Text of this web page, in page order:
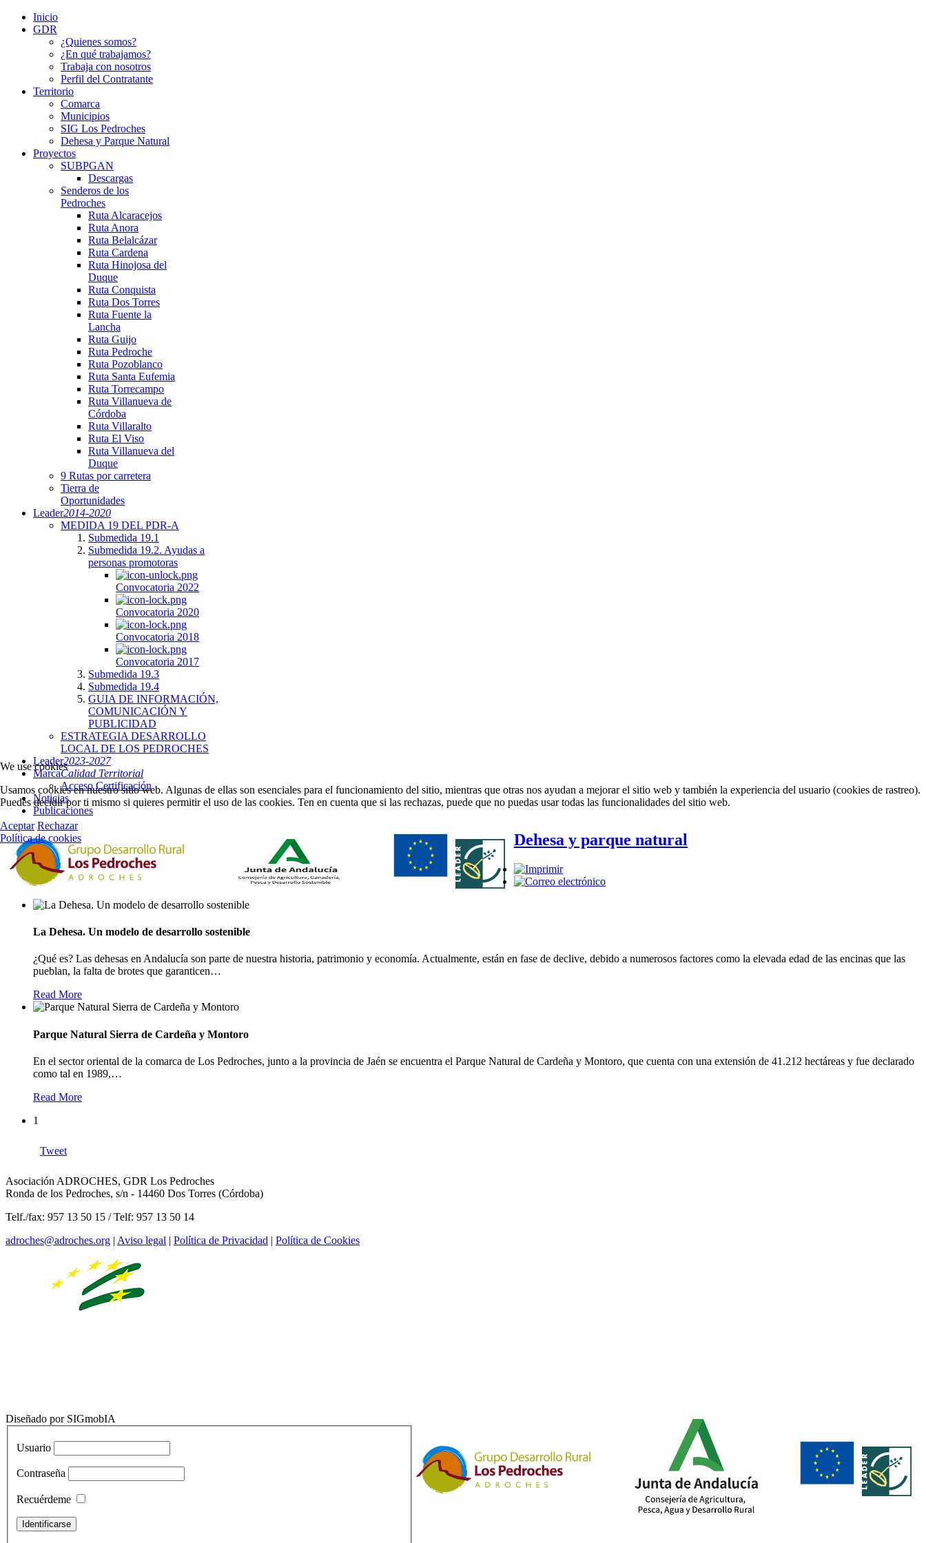
Inicio
GDR
¿Quienes somos?
¿En qué trabajamos?
Trabaja con nosotros
Perfil del Contratante
Territorio
Comarca
Municipios
SIG Los Pedroches
Dehesa y Parque Natural
Proyectos
SUBPGAN
Descargas
Senderos de los
Pedroches
Ruta Alcaracejos
Ruta Anora
Ruta Belalcázar
Ruta Cardena
Ruta Hinojosa del
Duque
Ruta Conquista
Ruta Dos Torres
Ruta Fuente la
Lancha
Ruta Guijo
Ruta Pedroche
Ruta Pozoblanco
Ruta Santa Eufemia
Ruta Torrecampo
Ruta Villanueva de
Córdoba
Ruta Villaralto
Ruta El Viso
Ruta Villanueva del
Duque
9 Rutas por carretera
Tierra de
Oportunidades
Leader2014-2020
MEDIDA 19 DEL PDR-A
Submedida 19.1
Submedida 19.2. Ayudas a
personas promotoras
Convocatoria 2022
Convocatoria 2020
Convocatoria 2018
Convocatoria 2017
Submedida 19.3
Submedida 19.4
GUIA DE INFORMACIÓN,
COMUNICACIÓN Y
PUBLICIDAD
ESTRATEGIA DESARROLLO
LOCAL DE LOS PEDROCHES
Leader2023-2027
MarcaCalidad Territorial
Acceso Certificación
Noticias
Publicaciones
Dehesa y parque natural
La Dehesa. Un modelo de desarrollo sostenible
¿Qué es? Las dehesas en Andalucía son parte de nuestra historia, patrimonio y economía. Actualmente, están en fase de declive, debido a numerosos factores como la elevada edad de las encinas que las
pueblan, la falta de brotes que garanticen…
Read More
Parque Natural Sierra de Cardeña y Montoro
En el sector oriental de la comarca de Los Pedroches, junto a la provincia de Jaén se encuentra el Parque Natural de Cardeña y Montoro, que cuenta con una extensión de 41.212 hectáreas y fue declarado
como tal en 1989,…
Read More
1
Tweet
Asociación ADROCHES, GDR Los Pedroches
Ronda de los Pedroches, s/n - 14460 Dos Torres (Córdoba)
Telf./fax: 957 13 50 15 / Telf: 957 13 50 14
adroches@adroches.org | Aviso legal | Política de Privacidad | Política de Cookies
Diseñado por SIGmobIA
Usuario
Contraseña
Recuérdeme
We use cookies
Usamos cookies en nuestro sitio web. Algunas de ellas son esenciales para el funcionamiento del sitio, mientras que otras nos ayudan a mejorar el sitio web y también la experiencia del usuario (cookies de rastreo).
Puedes decidir por ti mismo si quieres permitir el uso de las cookies. Ten en cuenta que si las rechazas, puede que no puedas usar todas las funcionalidades del sitio web.
Aceptar Rechazar
Política de cookies